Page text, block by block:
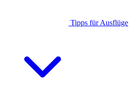
Tipps für Ausflüge